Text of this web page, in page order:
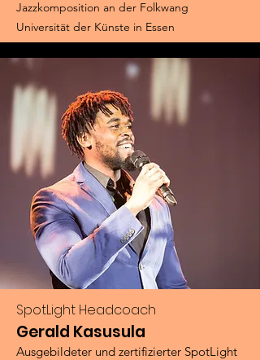
Jazzkomposition an der Folkwang
Universität der Künste in Essen
SpotLight Headcoach
Gerald Kasusula
Ausgebildeter und zertifizierter SpotLight